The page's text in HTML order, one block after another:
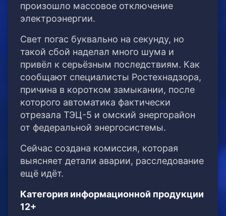
произошло массовое отключение
электроэнергии.
Свет погас буквально на секунду, но
такой сбой наделал много шума и
привёл к серьёзным последствиям. Как
сообщают специалисты Ростехнадзора,
причина в коротком замыкании, после
которого автоматика фактически
отрезала ТЭЦ-5 и омский энергорайон
от федеральной энергосистемы.
Сейчас создана комиссия, которая
выясняет детали аварии, расследование
ещё идёт.
Категория информационной продукции
12+